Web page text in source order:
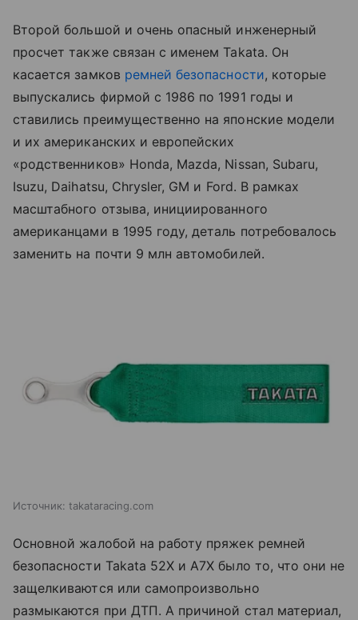
Второй большой и очень опасный инженерный
просчет также связан с именем Takata. Он
касается замков ремней безопасности, которые
выпускались фирмой с 1986 по 1991 годы и
ставились преимущественно на японские модели
и их американских и европейских
«родственников» Honda, Mazda, Nissan, Subaru,
Isuzu, Daihatsu, Chrysler, GM и Ford. В рамках
масштабного отзыва, инициированного
американцами в 1995 году, деталь потребовалось
заменить на почти 9 млн автомобилей.
Источник: takataracing.com
Основной жалобой на работу пряжек ремней
безопасности Takata 52X и A7X было то, что они не
защелкиваются или самопроизвольно
размыкаются при ДТП. А причиной стал материал,